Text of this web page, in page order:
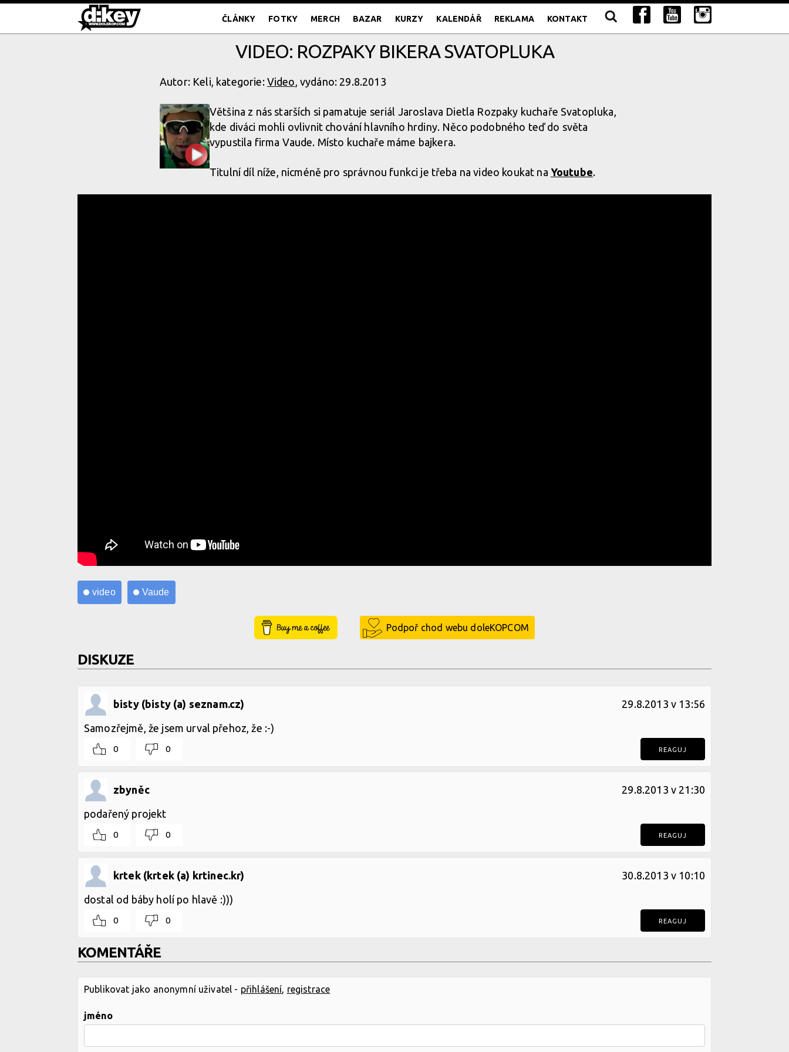
ČLÁNKY FOTKY MERCH BAZAR KURZY KALENDÁŘ REKLAMA KONTAKT
VIDEO: ROZPAKY BIKERA SVATOPLUKA
Autor: Keli, kategorie: Video, vydáno: 29.8.2013
Většina z nás starších si pamatuje seriál Jaroslava Dietla Rozpaky kuchaře Svatopluka,
kde diváci mohli ovlivnit chování hlavního hrdiny. Něco podobného teď do světa
vypustila firma Vaude. Místo kuchaře máme bajkera.
Titulní díl níže, nicméně pro správnou funkci je třeba na video koukat na Youtube.
video Vaude
Buy Me a Coffee Podpoř chod webu doleKOPCOM
DISKUZE
bisty (bisty (a) seznam.cz) 29.8.2013 v 13:56
Samozřejmě, že jsem urval přehoz, že :-)
0 0 REAGUJ
zbyněc 29.8.2013 v 21:30
podařený projekt
0 0 REAGUJ
krtek (krtek (a) krtinec.kr) 30.8.2013 v 10:10
dostal od báby holí po hlavě :)))
0 0 REAGUJ
KOMENTÁŘE
Publikovat jako anonymní uživatel - přihlášení registrace
jméno